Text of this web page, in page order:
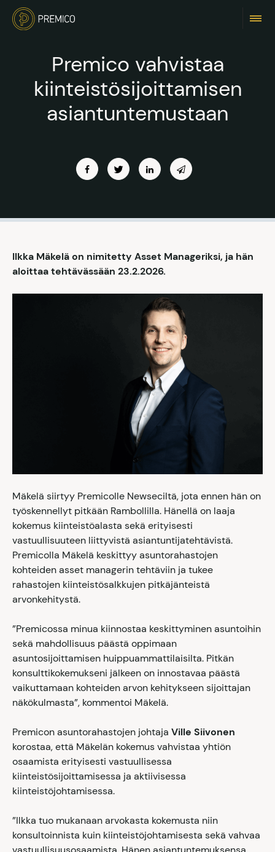
Premico vahvistaa
kiinteistösijoittamisen
asiantuntemustaan
Ilkka Mäkelä on nimitetty Asset Manageriksi, ja hän
aloittaa tehtävässään 23.2.2026.
Mäkelä siirtyy Premicolle Newseciltä, jota ennen hän on
työskennellyt pitkään Rambollilla. Hänellä on laaja
kokemus kiinteistöalasta sekä erityisesti
vastuullisuuteen liittyvistä asiantuntijatehtävistä.
Premicolla Mäkelä keskittyy asuntorahastojen
kohteiden asset managerin tehtäviin ja tukee
rahastojen kiinteistösalkkujen pitkäjänteistä
arvonkehitystä.
”Premicossa minua kiinnostaa keskittyminen asuntoihin
sekä mahdollisuus päästä oppimaan
asuntosijoittamisen huippuammattilaisilta. Pitkän
konsulttikokemukseni jälkeen on innostavaa päästä
vaikuttamaan kohteiden arvon kehitykseen sijoittajan
näkökulmasta”, kommentoi Mäkelä.
Premicon asuntorahastojen johtaja Ville Siivonen
korostaa, että Mäkelän kokemus vahvistaa yhtiön
osaamista erityisesti vastuullisessa
kiinteistösijoittamisessa ja aktiivisessa
kiinteistöjohtamisessa.
”Ilkka tuo mukanaan arvokasta kokemusta niin
konsultoinnista kuin kiinteistöjohtamisesta sekä vahvaa